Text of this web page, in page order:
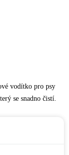
vodítko pro psy
se snadno čistí.